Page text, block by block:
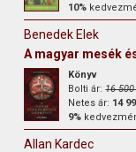
10%
Benedek Elek
A magyar mesék
Könyv
Bolti ár:16 500
Netes ár: 14
9%
Allan Kardec